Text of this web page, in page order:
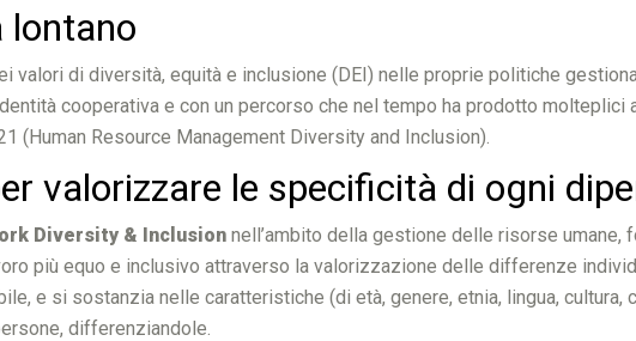
lontano
di diversità, equità e inclusione (DEI) nelle proprie politiche
cooperativa e con un percorso che nel tempo ha prodotto
(Human Resource Management Diversity and Inclusion).
valorizzare le specificità di ogni
Diversity & Inclusion nell’ambito della gestione delle risorse umane,
più equo e inclusivo attraverso la valorizzazione delle differenze
e si sostanzia nelle caratteristiche (di età, genere, etnia, lingua,
differenziandole.